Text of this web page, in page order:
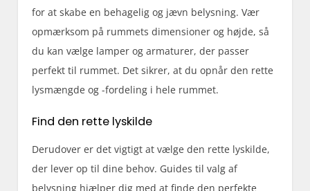
for at skabe en behagelig og jævn belysning. Vær
opmærksom på rummets dimensioner og højde, så
du kan vælge lamper og armaturer, der passer
perfekt til rummet. Det sikrer, at du opnår den rette
lysmængde og -fordeling i hele rummet.
Find den rette lyskilde
Derudover er det vigtigt at vælge den rette lyskilde,
der lever op til dine behov. Guides til valg af
belysning hjælper dig med at finde den perfekte